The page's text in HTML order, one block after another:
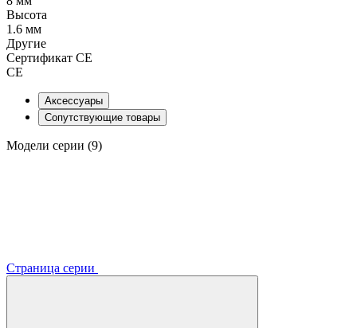
Высота
1.6 мм
Другие
Сертификат CE
CE
Аксессуары
Сопутствующие товары
Модели серии (9)
Страница серии